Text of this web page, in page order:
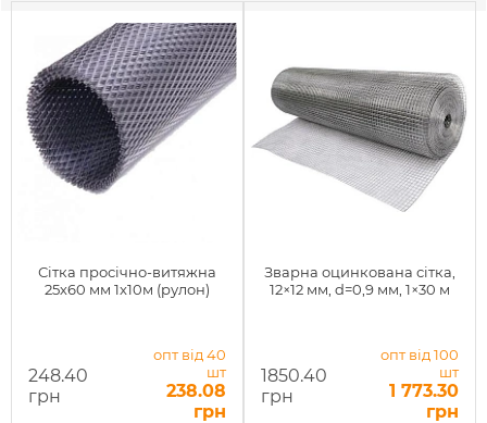
Сітка просічно-витяжна
25х60 мм 1x10м (рулон)
248.40
грн
опт від 40
шт
238.08
грн
Зварна оцинкована сітка,
12×12 мм, d=0,9 мм, 1×30 м
1850.40
грн
опт від 100
шт
1 773.30
грн